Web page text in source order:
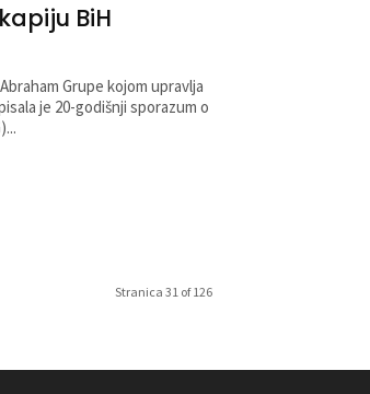
BiH
Grupe kojom upravlja
je 20-godišnji sporazum o
Stranica 31 of 126